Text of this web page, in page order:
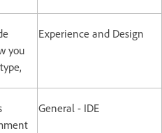
you
Experience and Design
General - IDE